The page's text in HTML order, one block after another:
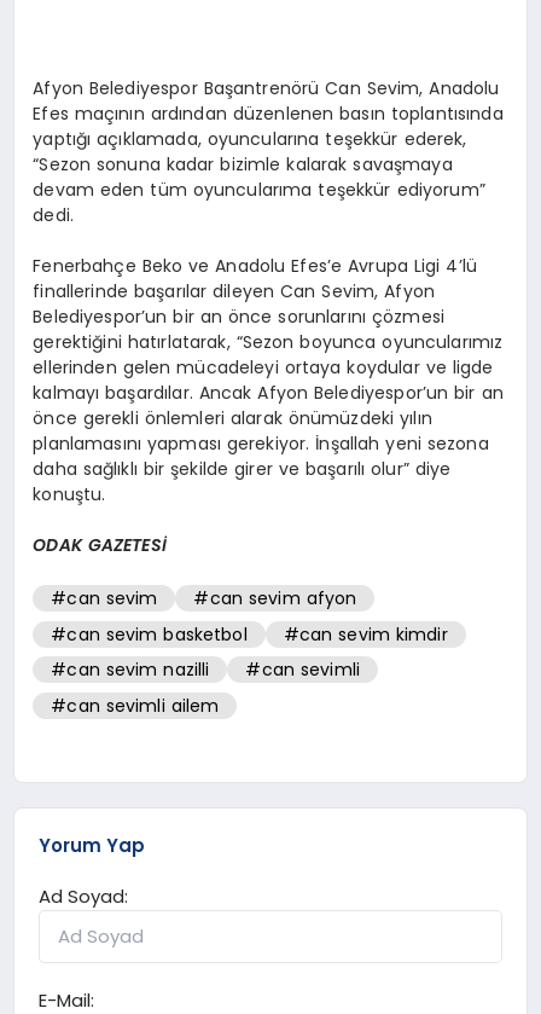
Afyon Belediyespor Başantrenörü Can Sevim, Anadolu
Efes maçının ardından düzenlenen basın toplantısında
yaptığı açıklamada, oyuncularına teşekkür ederek,
“Sezon sonuna kadar bizimle kalarak savaşmaya
devam eden tüm oyuncularıma teşekkür ediyorum”
dedi.
Fenerbahçe Beko ve Anadolu Efes’e Avrupa Ligi 4’lü
finallerinde başarılar dileyen Can Sevim, Afyon
Belediyespor’un bir an önce sorunlarını çözmesi
gerektiğini hatırlatarak, “Sezon boyunca oyuncularımız
ellerinden gelen mücadeleyi ortaya koydular ve ligde
kalmayı başardılar. Ancak Afyon Belediyespor’un bir an
önce gerekli önlemleri alarak önümüzdeki yılın
planlamasını yapması gerekiyor. İnşallah yeni sezona
daha sağlıklı bir şekilde girer ve başarılı olur” diye
konuştu.
ODAK GAZETESİ
#can sevim
#can sevim afyon
#can sevim basketbol
#can sevim kimdir
#can sevim nazilli
#can sevimli
#can sevimli ailem
Yorum Yap
Ad Soyad:
E-Mail: